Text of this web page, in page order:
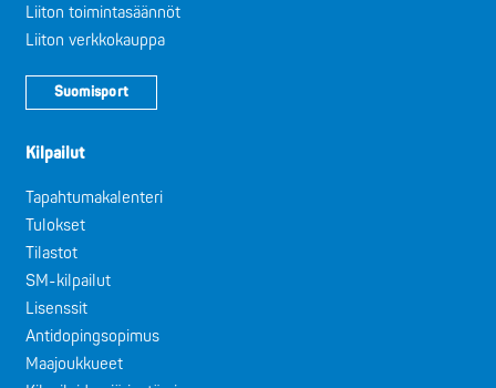
Liiton toimintasäännöt
Liiton verkkokauppa
Suomisport
Kilpailut
Tapahtumakalenteri
Tulokset
Tilastot
SM-kilpailut
Lisenssit
Antidopingsopimus
Maajoukkueet